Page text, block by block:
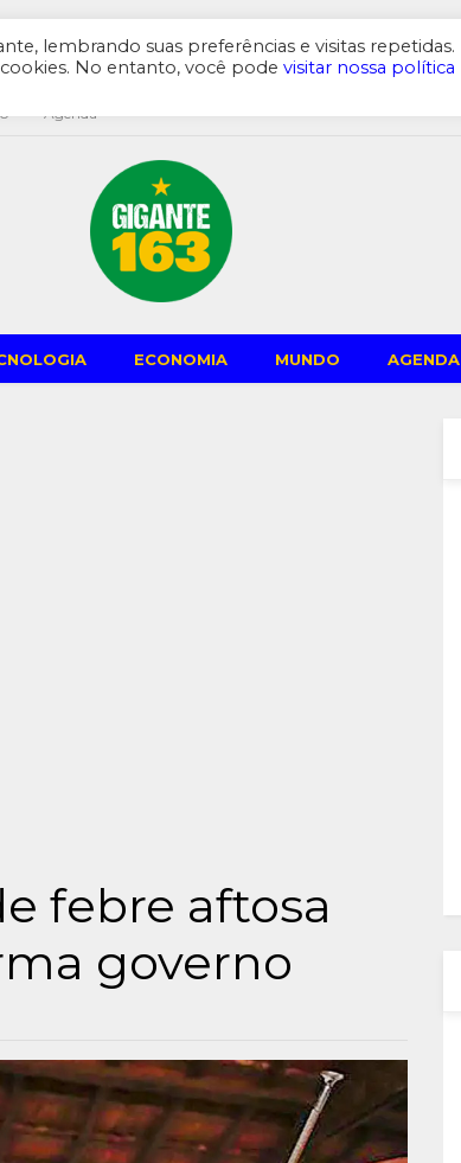
Agenda
ECONOMIA MUNDO AGENDA
febre aftosa
governo
lembrando suas preferências e visitas repetidas.
No entanto, você pode visitar nossa política